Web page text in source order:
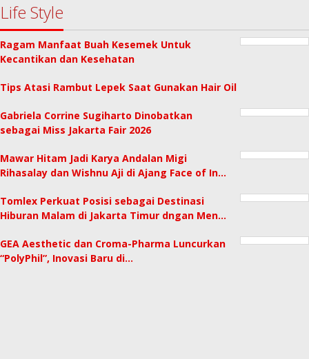
Life Style
Ragam Manfaat Buah Kesemek Untuk
Kecantikan dan Kesehatan
Tips Atasi Rambut Lepek Saat Gunakan Hair Oil
Gabriela Corrine Sugiharto Dinobatkan
sebagai Miss Jakarta Fair 2026
Mawar Hitam Jadi Karya Andalan Migi
Rihasalay dan Wishnu Aji di Ajang Face of In…
Tomlex Perkuat Posisi sebagai Destinasi
Hiburan Malam di Jakarta Timur dngan Men…
GEA Aesthetic dan Croma-Pharma Luncurkan
“PolyPhil”, Inovasi Baru di…